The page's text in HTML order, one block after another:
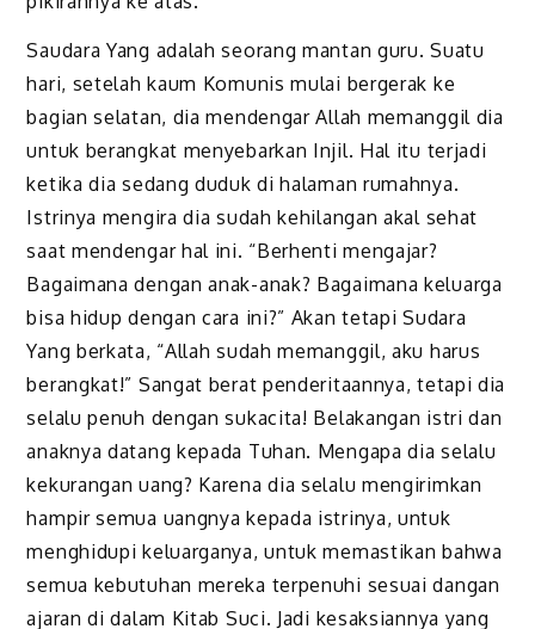
Saudara Yang adalah seorang mantan guru. Suatu
hari, setelah kaum Komunis mulai bergerak ke
bagian selatan, dia mendengar Allah memanggil dia
untuk berangkat menyebarkan Injil. Hal itu terjadi
ketika dia sedang duduk di halaman rumahnya.
Istrinya mengira dia sudah kehilangan akal sehat
saat mendengar hal ini. “Berhenti mengajar?
Bagaimana dengan anak-anak? Bagaimana keluarga
bisa hidup dengan cara ini?” Akan tetapi Sudara
Yang berkata, “Allah sudah memanggil, aku harus
berangkat!” Sangat berat penderitaannya, tetapi dia
selalu penuh dengan sukacita! Belakangan istri dan
anaknya datang kepada Tuhan. Mengapa dia selalu
kekurangan uang? Karena dia selalu mengirimkan
hampir semua uangnya kepada istrinya, untuk
menghidupi keluarganya, untuk memastikan bahwa
semua kebutuhan mereka terpenuhi sesuai dangan
ajaran di dalam Kitab Suci. Jadi kesaksiannya yang